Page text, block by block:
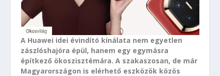
A Huawei idei évindító kínálata nem egyetlen
zászlóshajóra épül, hanem egy egymásra
építkező ökoszisztémára. A szakaszosan, de már
Magyarországon is elérhető eszközök közös